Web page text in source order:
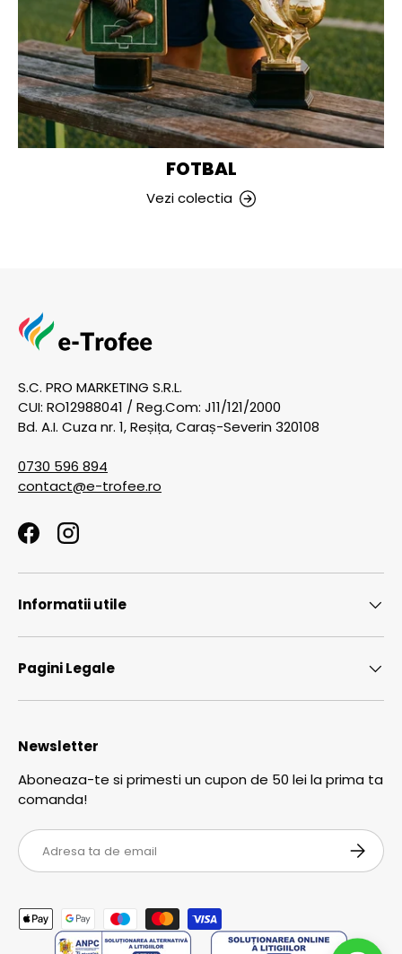
FOTBAL
Vezi colectia
S.C. PRO MARKETING S.R.L.
CUI: RO12988041 / Reg.Com: J11/121/2000
Bd. A.I. Cuza nr. 1, Reșița, Caraș-Severin 320108
0730 596 894
contact@e-trofee.ro
FacebookInstagram
Informatii utile
Pagini Legale
Newsletter
Aboneaza-te si primesti un cupon de 50 lei la prima ta
comanda!
Email
Metode de plata acceptate